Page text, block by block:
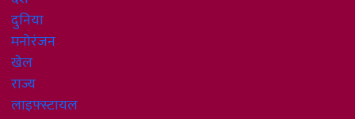
दुनिया
मनोरंजन
खेल
राज्य
लाइफ़्स्टायल